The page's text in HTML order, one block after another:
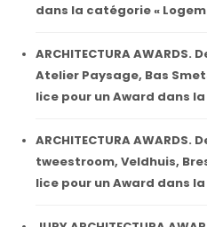
dans la catégorie «
ARCHITECTURA AWARDS.
Atelier Paysage, Bas
lice pour un Award dans
ARCHITECTURA AWARDS.
tweestroom, Veldhuis,
lice pour un Award dans